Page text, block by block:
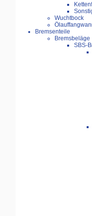
Wuchtbock
Bremsenteile
Bremsbeläge
SBS-